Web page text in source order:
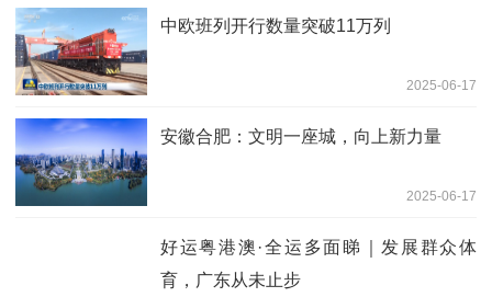
中欧班列开行数量突破11万列
2025-06-17
安徽合肥：文明一座城，向上新力量
2025-06-17
好运粤港澳·全运多面睇｜发展群众体
育，广东从未止步